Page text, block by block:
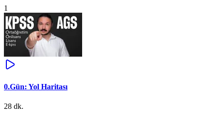
1
0.Gün: Yol Haritası
28 dk.